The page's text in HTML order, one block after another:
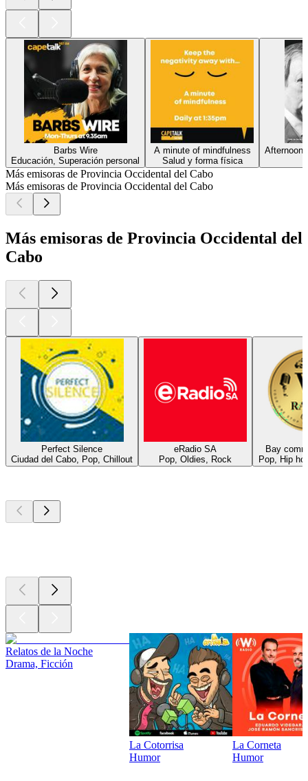
Barbs Wire
Educación, Superación personal
A minute of mindfulness
Salud y forma física
Afternoon
Más emisoras de Provincia Occidental del Cabo
Más emisoras de Provincia Occidental del Cabo
Más emisoras de Provincia Occidental del
Cabo
Perfect Silence
Ciudad del Cabo, Pop, Chillout
eRadio SA
Pop, Oldies, Rock
Bay
Pop, Hip
Relatos de la Noche
Drama, Ficción
La Cotorrisa
Humor
La Corneta
Humor